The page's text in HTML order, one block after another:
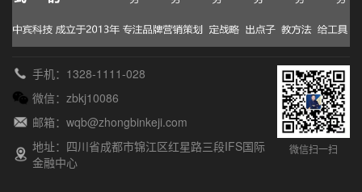
微信扫一扫
手机：1328-1111-028
微信：zbkj10086
邮箱：wqb@zhongbinkeji.com
地址：四川省成都市锦江区红星路三段IFS国际
金融中心